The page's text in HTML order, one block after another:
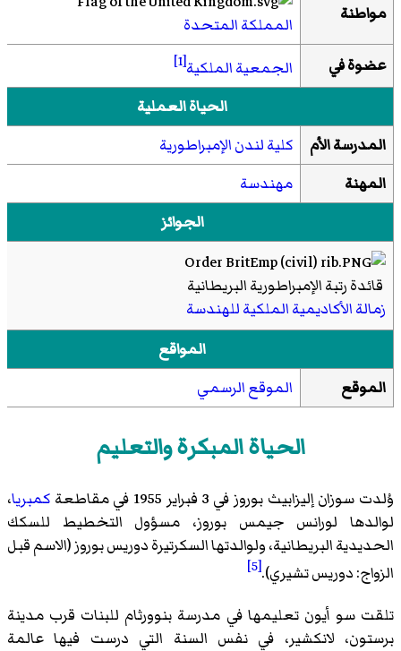
مواطنة
المملكة المتحدة
عضوة في
الجمعية الملكية[1]
الحياة العملية
المدرسة الأم
كلية لندن الإمبراطورية
المهنة
مهندسة
الجوائز
قائدة رتبة الإمبراطورية البريطانية
زمالة الأكاديمية الملكية للهندسة
المواقع
الموقع
الموقع الرسمي
الحياة المبكرة والتعليم
وُلدت سوزان إليزابيث بوروز في 3 فبراير 1955 في مقاطعة كمبريا،
لوالدها لورانس جيمس بوروز، مسؤول التخطيط للسكك
الحديدية البريطانية، ولوالدتها السكرتيرة دوريس بوروز (الاسم قبل
الزواج: دوريس تشيري).[5]
تلقت سو أيون تعليمها في مدرسة بنوورثام للبنات قرب مدينة
برستون، لانكشير، في نفس السنة التي درست فيها عالمة